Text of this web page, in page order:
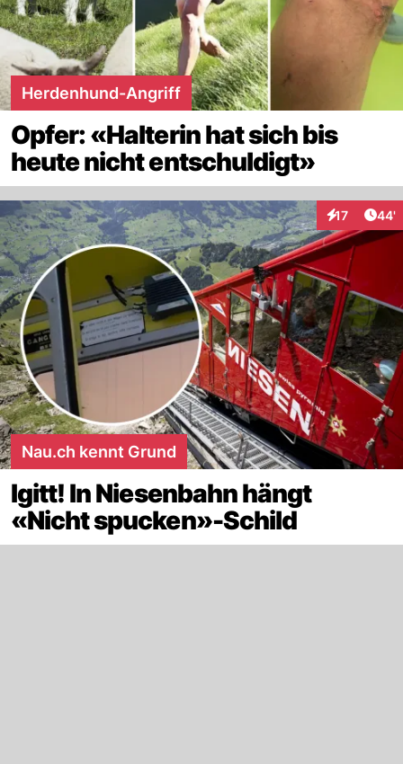
Herdenhund-Angriff
Opfer: «Halterin hat sich bis
heute nicht entschuldigt»
17
Interaktionen
44'
Nau.ch kennt Grund
Igitt! In Niesenbahn hängt
«Nicht spucken»-Schild